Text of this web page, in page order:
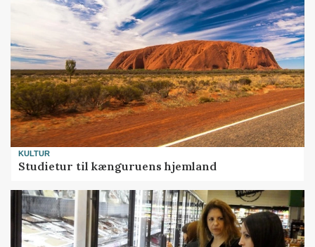
KULTUR
Studietur til kænguruens hjemland